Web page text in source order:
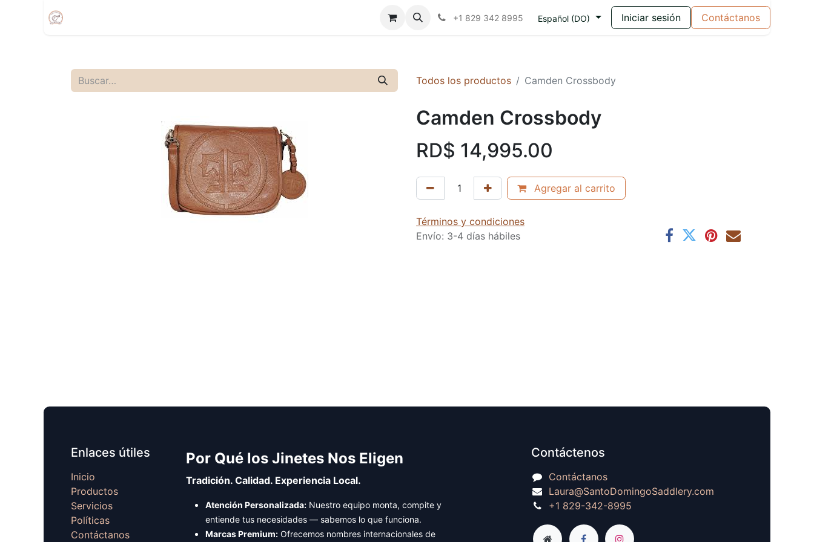
+1 829 342 8995 Español (DO) Iniciar sesión Contáctanos
Todos los productos Camden Crossbody
Camden Crossbody
RD$ 14,995.00
Agregar al carrito
Términos y condiciones
Envío: 3-4 días hábiles
Enlaces útiles
Inicio
Productos
Servicios
Políticas
Contáctanos
Por Qué los Jinetes Nos Eligen
Tradición. Calidad. Experiencia Local.
Atención Personalizada: Nuestro equipo monta, compite y
entiende tus necesidades — sabemos lo que funciona.
Marcas Premium: Ofrecemos nombres internacionales de
Contáctenos
Contáctanos
Laura@SantoDomingoSaddlery.com
+1 829-342-8995